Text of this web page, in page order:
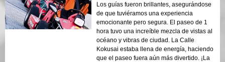
Los guías fueron brillantes, asegurándose
de que tuviéramos una experiencia
emocionante pero segura. El paseo de 1
hora tuvo una increíble mezcla de vistas al
océano y vibras de ciudad. La Calle
Kokusai estaba llena de energía, haciendo
que el paseo fuera aún más divertido. ¡La